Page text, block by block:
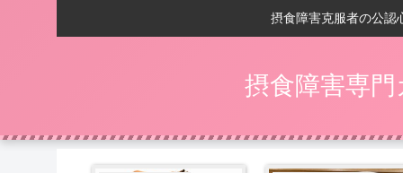
摂食障害克服者の公認
摂食障害専